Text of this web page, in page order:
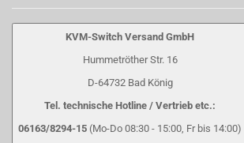
KVM-Switch Versand GmbH
Hummetröther Str. 16
D-64732 Bad König
Tel. technische Hotline / Vertrieb etc.:
06163/8294-15 (Mo-Do 08:30 - 15:00, Fr bis 14:00)